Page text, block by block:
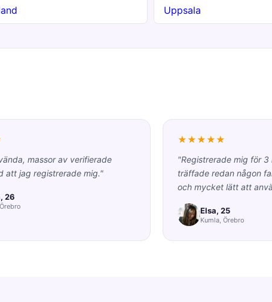
Uppsala
massor av verifierade
att jag registrerade mig."
26
★★★★★
"Registrerade mig för 3
träffade redan någon
och mycket lätt att
Elsa, 25
Kumla, Örebro